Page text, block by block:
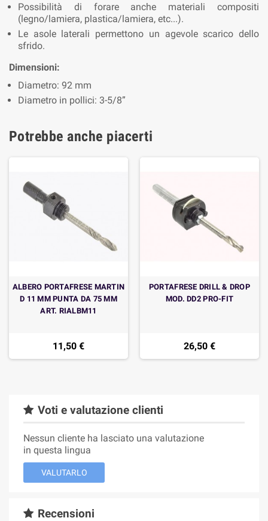
Possibilità di forare anche materiali compositi
(legno/lamiera, plastica/lamiera, etc...).
Le asole laterali permettono un agevole scarico dello
sfrido.
Dimensioni:
Diametro: 92 mm
Diametro in pollici: 3-5/8”
Potrebbe anche piacerti
ALBERO PORTAFRESE MARTIN
D 11 MM PUNTA DA 75 MM
ART. RIALBM11
11,50 €
PORTAFRESE DRILL & DROP
MOD. DD2 PRO-FIT
26,50 €
Voti e valutazione clienti
Nessun cliente ha lasciato una valutazione
in questa lingua
VALUTARLO
Recensioni